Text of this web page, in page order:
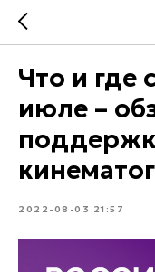
Что и где
июле –
2022-08-03 21:57